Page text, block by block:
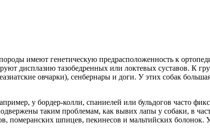
имеют генетическую предрасположенность к
дисплазию тазобедренных или локтевых суставов. К
овчарки), сенбернары и доги. У этих собак
у бордер-колли, спаниелей или бульдогов часто
таким проблемам, как вывих лапы у собаки, в
померанских шпицев, пекинесов и мальтийских болонок.